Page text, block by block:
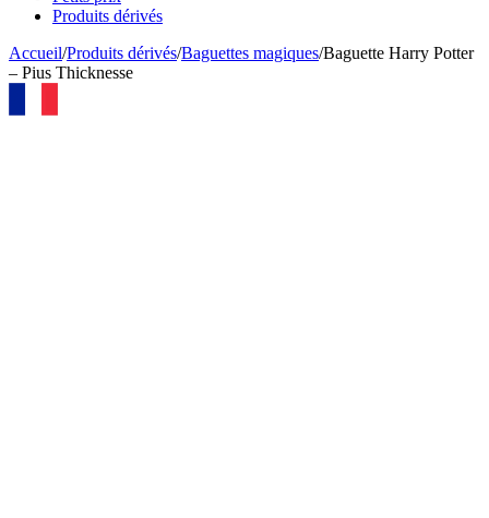
Produits dérivés
Accueil/Produits dérivés/Baguettes magiques/Baguette Harry Potter
– Pius Thicknesse